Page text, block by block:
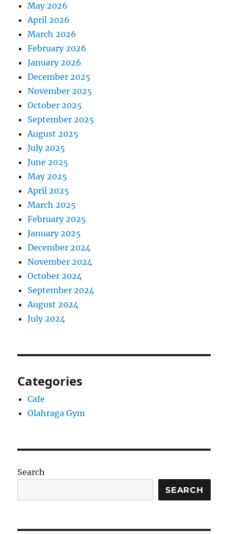
May 2026
April 2026
March 2026
February 2026
January 2026
December 2025
November 2025
October 2025
September 2025
August 2025
July 2025
June 2025
May 2025
April 2025
March 2025
February 2025
January 2025
December 2024
November 2024
October 2024
September 2024
August 2024
July 2024
Categories
Cafe
Olahraga Gym
Search
SEARCH